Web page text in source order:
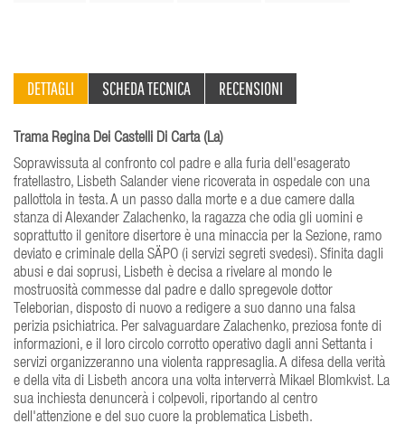
DETTAGLI SCHEDA TECNICA RECENSIONI
Trama Regina Dei Castelli Di Carta (La)
Sopravvissuta al confronto col padre e alla furia dell'esagerato
fratellastro, Lisbeth Salander viene ricoverata in ospedale con una
pallottola in testa. A un passo dalla morte e a due camere dalla
stanza di Alexander Zalachenko, la ragazza che odia gli uomini e
soprattutto il genitore disertore è una minaccia per la Sezione, ramo
deviato e criminale della SÄPO (i servizi segreti svedesi). Sfinita dagli
abusi e dai soprusi, Lisbeth è decisa a rivelare al mondo le
mostruosità commesse dal padre e dallo spregevole dottor
Teleborian, disposto di nuovo a redigere a suo danno una falsa
perizia psichiatrica. Per salvaguardare Zalachenko, preziosa fonte di
informazioni, e il loro circolo corrotto operativo dagli anni Settanta i
servizi organizzeranno una violenta rappresaglia. A difesa della verità
e della vita di Lisbeth ancora una volta interverrà Mikael Blomkvist. La
sua inchiesta denuncerà i colpevoli, riportando al centro
dell'attenzione e del suo cuore la problematica Lisbeth.